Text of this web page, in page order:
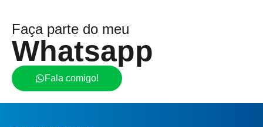
Faça parte do meu
Whatsapp
Fala comigo!